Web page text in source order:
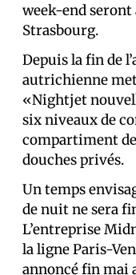
week-end
Strasbourg.
Depuis la fin de
autrichienne
«Nightjet
six niveaux de
compartiment
douches privés.
Un temps
de nuit ne sera
L’entreprise
la ligne Paris-
annoncéfin mai